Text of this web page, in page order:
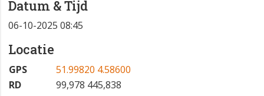
Datum & Tijd
06-10-2025 08:45
Locatie
GPS
51.99820 4.58600
RD
99,978 445,838